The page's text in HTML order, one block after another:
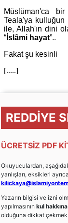
Müslüman'ca
Teala'ya kulluğun
ile, Allah'ın dini
“ İslâmi hayat”..
Fakat şu kesinli
[.....]
REDDİYE
ÜCRETSİZ PDF
Okuyuculardan,
yanlışları, eksikleri
Yazarın bilgisi ve izni
yapılmasının kul
olduğuna dikkat